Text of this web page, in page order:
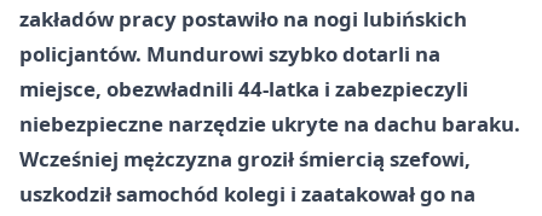
zakładów pracy postawiło na nogi lubińskich
policjantów. Mundurowi szybko dotarli na
miejsce, obezwładnili 44-latka i zabezpieczyli
niebezpieczne narzędzie ukryte na dachu baraku.
Wcześniej mężczyzna groził śmiercią szefowi,
uszkodził samochód kolegi i zaatakował go na